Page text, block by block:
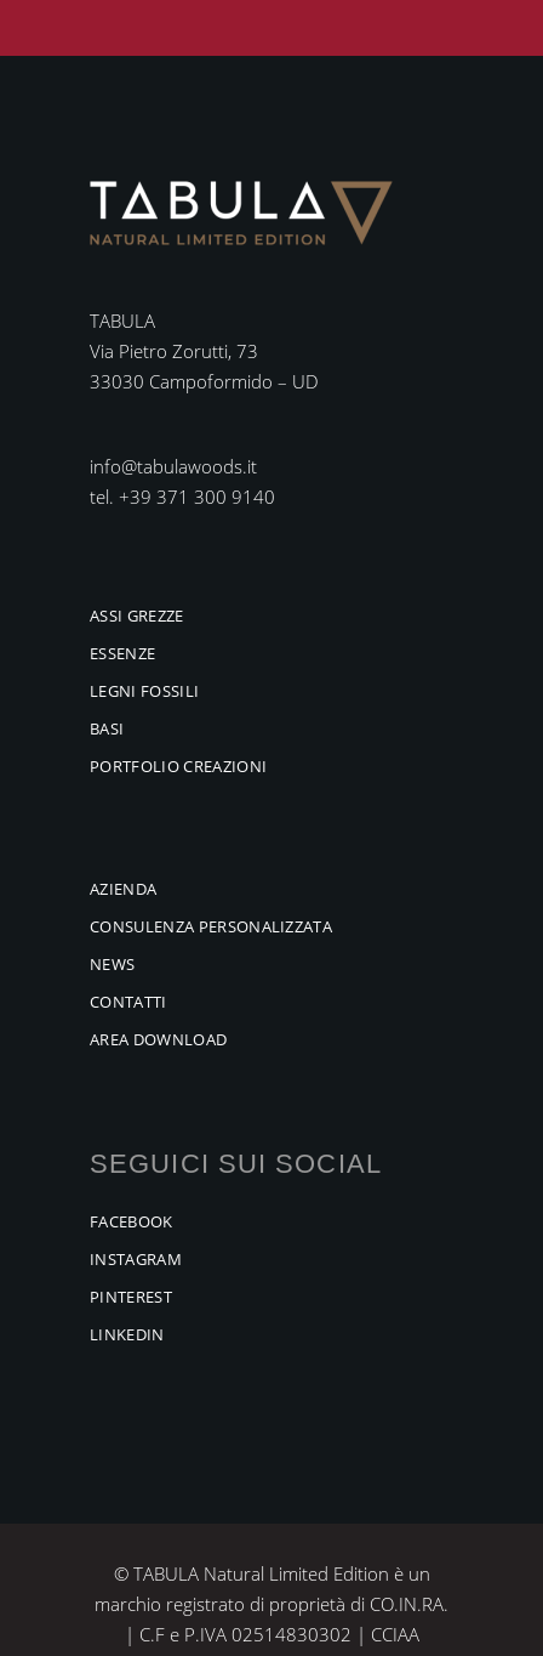
TABULA
Via Pietro Zorutti, 73
33030 Campoformido – UD
info@tabulawoods.it
tel. +39 371 300 9140
ASSI GREZZE
ESSENZE
LEGNI FOSSILI
BASI
PORTFOLIO CREAZIONI
AZIENDA
CONSULENZA PERSONALIZZATA
NEWS
CONTATTI
AREA DOWNLOAD
SEGUICI SUI SOCIAL
FACEBOOK
INSTAGRAM
PINTEREST
LINKEDIN
© TABULA Natural Limited Edition è un
marchio registrato di proprietà di CO.IN.RA.
| C.F e P.IVA 02514830302 | CCIAA